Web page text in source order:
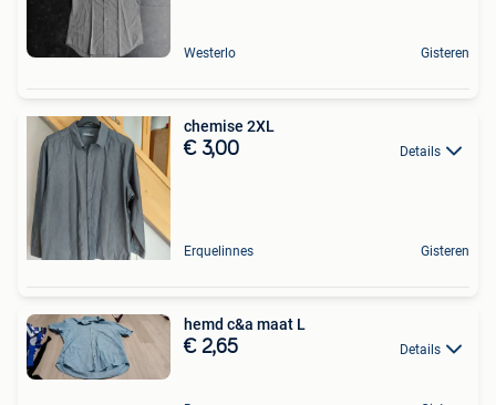
Westerlo Gisteren
chemise 2XL
€ 3,00 Details
Erquelinnes Gisteren
hemd c&a maat L
€ 2,65 Details